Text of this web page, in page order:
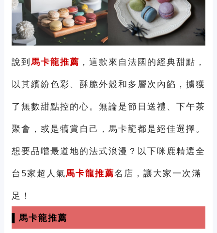
說到馬卡龍推薦 ，這款來自法國的經典甜點，
以其繽紛色彩、酥脆外殼和多層次內餡，擄獲
了無數甜點控的心。無論是節日送禮、下午茶
聚會，或是犒賞自己，馬卡龍都是絕佳選擇。
想要品嚐最道地的法式浪漫？以下咪鹿精選全
台5家超人氣馬卡龍推薦名店，讓大家一次滿
足！
▌馬卡龍推薦